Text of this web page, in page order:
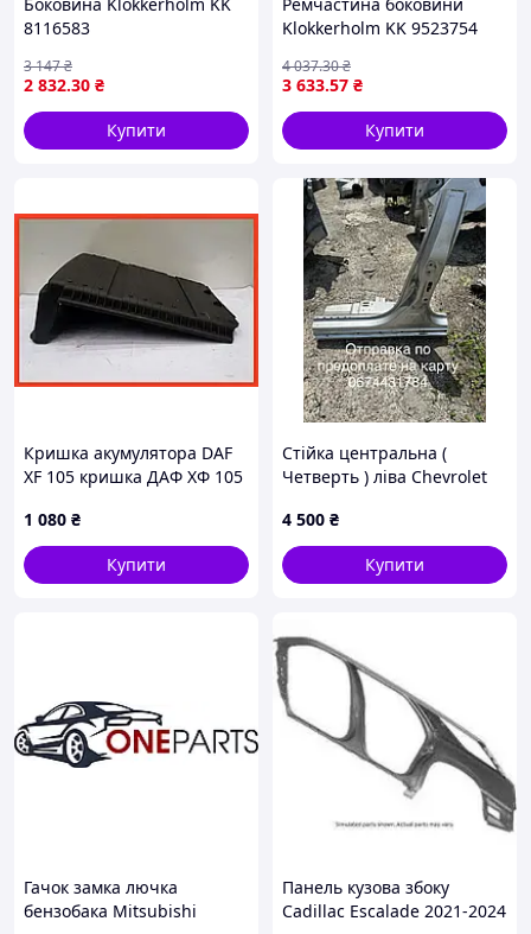
8116583
2 832.30 ₴
3 147₴
Купити
Klokkerholm KK 9523754
3 633.57 ₴
4 037.30₴
Купити
Кришка акумулятора DAF
XF 105 кришка ДАФ ХФ 105
1 080 ₴
Купити
Стійка центральна (
Четверть ) ліва Chevrolet
4 500 ₴
Купити
Гачок замка лючка
бензобака Mitsubishi
Панель кузова збоку
Cadillac Escalade 2021-2024